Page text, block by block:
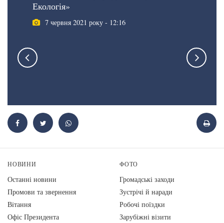
Екологія»
7 червня 2021 року - 12:16
НОВИНИ
Останні новини
Промови та звернення
Вiтання
Офіс Президента
ФОТО
Громадські заходи
Зустрічі й наради
Робочі поїздки
Зарубіжні візити